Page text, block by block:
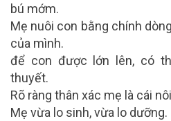
bú mớm.
Mẹ nuôi con bằng chính
của mình.
để con được lớn lên, có
thuyết.
Rõ ràng thân xác mẹ là cái
Mẹ vừa lo sinh, vừa lo dưỡng.